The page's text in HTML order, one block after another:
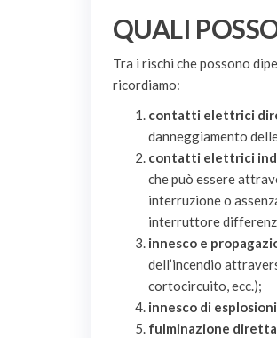
QUALI
Tra i rischi che possono
ricordiamo:
contatti elettrici
danneggiamento
contatti elettrici
che può essere
interruzione o
interruttore
innesco e
dell’incendio
cortocircuito, ecc.);
innesco di esplosioni
fulminazione